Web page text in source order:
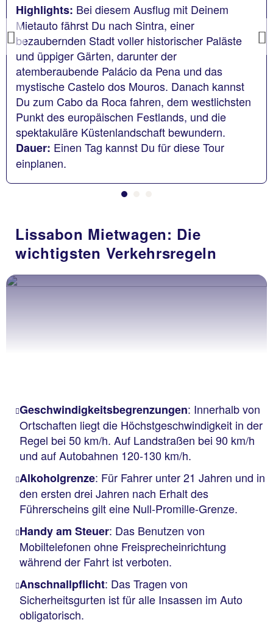
Previous
Highlights: Bei diesem Ausflug mit Deinem
Mietauto fährst Du nach Sintra, einer
bezaubernden Stadt voller historischer Paläste
und üppiger Gärten, darunter der
atemberaubende Palácio da Pena und das
mystische Castelo dos Mouros. Danach kannst
Du zum Cabo da Roca fahren, dem westlichsten
Punkt des europäischen Festlands, und die
spektakuläre Küstenlandschaft bewundern.
Dauer: Einen Tag kannst Du für diese Tour
einplanen.
Lissabon Mietwagen: Die
wichtigsten Verkehrsregeln
Geschwindigkeitsbegrenzungen: Innerhalb von
Ortschaften liegt die Höchstgeschwindigkeit in der
Regel bei 50 km/h. Auf Landstraßen bei 90 km/h
und auf Autobahnen 120-130 km/h.
Alkoholgrenze: Für Fahrer unter 21 Jahren und in
den ersten drei Jahren nach Erhalt des
Führerscheins gilt eine Null-Promille-Grenze.
Handy am Steuer: Das Benutzen von
Mobiltelefonen ohne Freisprecheinrichtung
während der Fahrt ist verboten.
Anschnallpflicht: Das Tragen von
Sicherheitsgurten ist für alle Insassen im Auto
obligatorisch.